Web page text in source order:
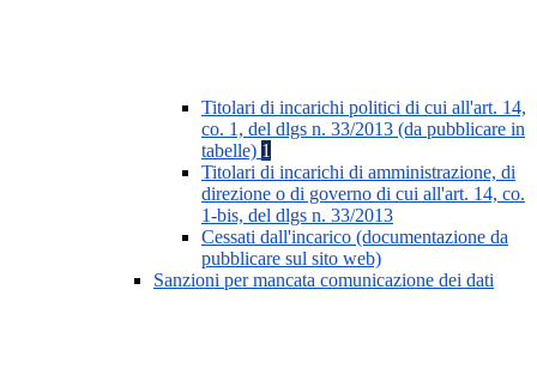
Titolari di incarichi politici di cui all'art. 14,
co. 1, del dlgs n. 33/2013 (da pubblicare in
tabelle) 1
Titolari di incarichi di amministrazione, di
direzione o di governo di cui all'art. 14, co.
1-bis, del dlgs n. 33/2013
Cessati dall'incarico (documentazione da
pubblicare sul sito web)
Sanzioni per mancata comunicazione dei dati